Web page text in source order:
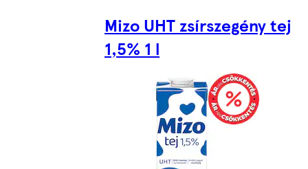
Mizo UHT zsírszegény tej
1,5% 1 l